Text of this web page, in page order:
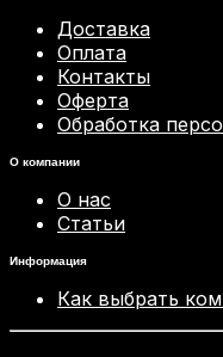
Доставка
Оплата
Контакты
Оферта
Обработка
О компании
О нас
Статьи
Информация
Как выбрать